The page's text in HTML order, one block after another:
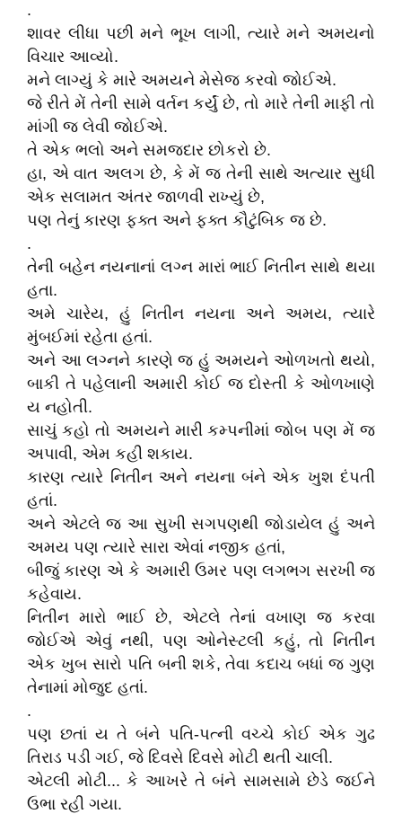
.
શાવર લીધા પછી મને ભૂખ લાગી, ત્યારે મને અમયનો
વિચાર આવ્યો.
મને લાગ્યું કે મારે અમયને મેસેજ કરવો જોઈએ.
જે રીતે મેં તેની સામે વર્તન કર્યું છે, તો મારે તેની માફી તો
માંગી જ લેવી જોઈએ.
તે એક ભલો અને સમજદાર છોકરો છે.
હા, એ વાત અલગ છે, કે મેં જ તેની સાથે અત્યાર સુધી
એક સલામત અંતર જાળવી રાખ્યું છે,
પણ તેનું કારણ ફક્ત અને ફક્ત કૌટુંબિક જ છે.
.
તેની બહેન નયનાનાં લગ્ન મારાં ભાઈ નિતીન સાથે થયા
હતા.
અમે ચારેય, હું નિતીન નયના અને અમય, ત્યારે
મુંબઈમાં રહેતા હતાં.
અને આ લગ્નને કારણે જ હું અમયને ઓળખતો થયો,
બાકી તે પહેલાની અમારી કોઈ જ દોસ્તી કે ઓળખાણે
ય નહોતી.
સાચું કહો તો અમયને મારી કમ્પનીમાં જોબ પણ મેં જ
અપાવી, એમ કહી શકાય.
કારણ ત્યારે નિતીન અને નયના બંને એક ખુશ દંપતી
હતાં.
અને એટલે જ આ સુખી સગપણથી જોડાયેલ હું અને
અમય પણ ત્યારે સારા એવાં નજીક હતાં,
બીજું કારણ એ કે અમારી ઉમર પણ લગભગ સરખી જ
કહેવાય.
નિતીન મારો ભાઈ છે, એટલે તેનાં વખાણ જ કરવા
જોઈએ એવું નથી, પણ ઓનેસ્ટલી કહું, તો નિતીન
એક ખુબ સારો પતિ બની શકે, તેવા કદાચ બધાં જ ગુણ
તેનામાં મોજુદ હતાં.
.
પણ છતાં ય તે બંને પતિ-પત્ની વચ્ચે કોઈ એક ગુઢ
તિરાડ પડી ગઈ, જે દિવસે દિવસે મોટી થતી ચાલી.
એટલી મોટી... કે આખરે તે બંને સામસામે છેડે જઈને
ઉભા રહી ગયા.